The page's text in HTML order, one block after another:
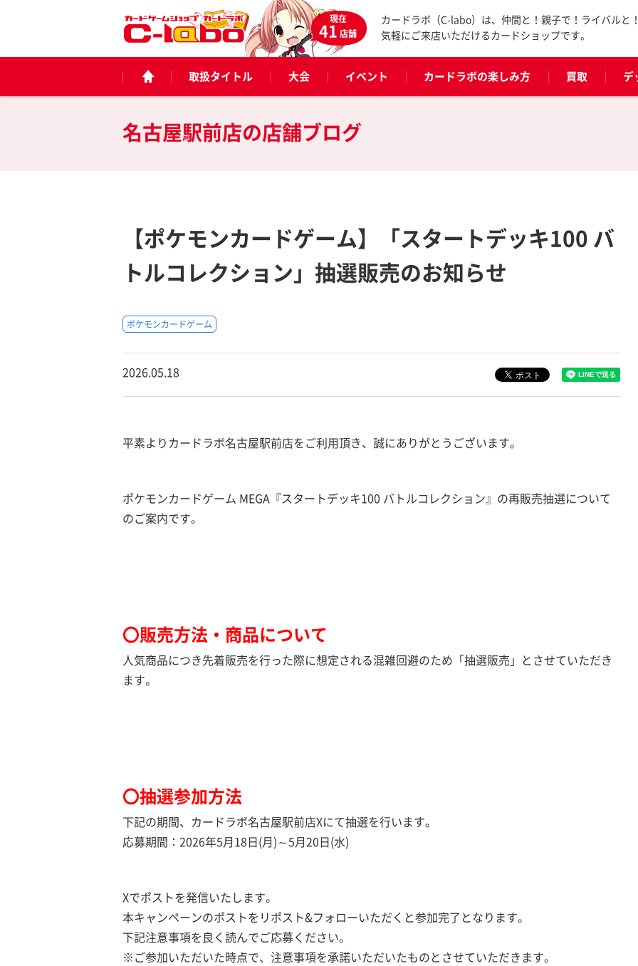
現在
41店舗
カードラボ（C-labo）は、仲間と！親子で！ライバルと
気軽にご来店いただけるカードショップです。
取扱タイトル 大会 イベント カードラボの楽しみ方 買取 デ
名古屋駅前店の店舗ブログ
【ポケモンカードゲーム】「スタートデッキ100 バ
トルコレクション」抽選販売のお知らせ
ポケモンカードゲーム
2026.05.18
平素よりカードラボ名古屋駅前店をご利用頂き、誠にありがとうございます。
ポケモンカードゲーム MEGA『スタートデッキ100 バトルコレクション』の再販売抽選について
のご案内です。
〇販売方法・商品について
人気商品につき先着販売を行った際に想定される混雑回避のため「抽選販売」とさせていただき
ます。
〇抽選参加方法
下記の期間、カードラボ名古屋駅前店Xにて抽選を行います。
応募期間：2026年5月18日(月)～5月20日(水)
Xでポストを発信いたします。
本キャンペーンのポストをリポスト&フォローいただくと参加完了となります。
下記注意事項を良く読んでご応募ください。
※ご参加いただいた時点で、注意事項を承諾いただいたものとさせていただきます。